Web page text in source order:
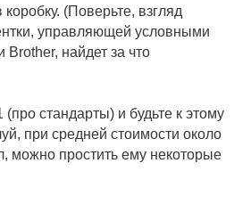
(Поверьте, взгляд
управляющей условными
найдет за что
стандарты) и будьте к этому
при средней стоимости около
можно простить ему некоторые